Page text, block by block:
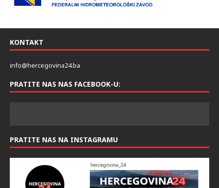
KONTAKT
info@hercegovina24.ba
PRATITE NAS NAS FACEBOOK-U:
PRATITE NAS NA INSTAGRAMU